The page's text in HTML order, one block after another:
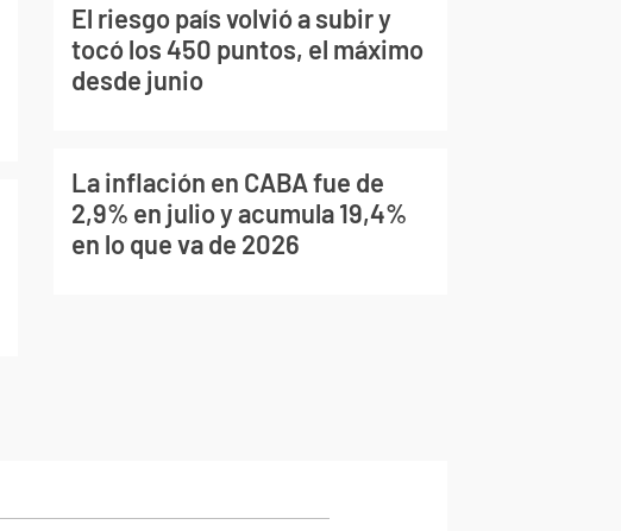
El riesgo país volvió a subir y
tocó los 450 puntos, el máximo
desde junio
La inflación en CABA fue de
2,9% en julio y acumula 19,4%
en lo que va de 2026